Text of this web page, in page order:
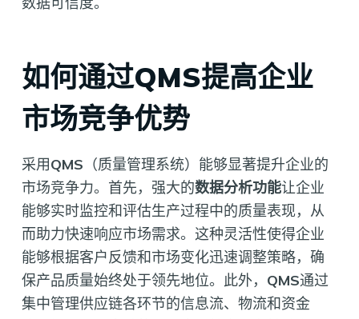
如何通过QMS提高企业
市场竞争优势
采用QMS （质量管理系统）能够显著提升企业的
市场竞争力。首先，强大的数据分析功能让企业
能够实时监控和评估生产过程中的质量表现，从
而助力快速响应市场需求。这种灵活性使得企业
能够根据客户反馈和市场变化迅速调整策略，确
保产品质量始终处于领先地位。此外， QMS通过
集中管理供应链各环节的信息流、物流和资金